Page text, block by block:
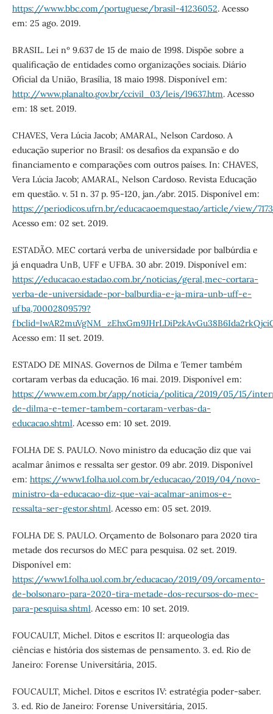
https://www.bbc.com/portuguese/brasil-41236052. Acesso
em: 25 ago. 2019.
BRASIL. Lei nº 9.637 de 15 de maio de 1998. Dispõe sobre a
qualificação de entidades como organizações sociais. Diário
Oficial da União, Brasília, 18 maio 1998. Disponível em:
http://www.planalto.gov.br/ccivil_03/leis/l9637.htm. Acesso
em: 18 set. 2019.
CHAVES, Vera Lúcia Jacob; AMARAL, Nelson Cardoso. A
educação superior no Brasil: os desafios da expansão e do
financiamento e comparações com outros países. In: CHAVES,
Vera Lúcia Jacob; AMARAL, Nelson Cardoso. Revista Educação
em questão. v. 51 n. 37 p. 95-120, jan./abr. 2015. Disponível em:
https://periodicos.ufrn.br/educacaoemquestao/article/view/
Acesso em: 02 set. 2019.
ESTADÃO. MEC cortará verba de universidade por balbúrdia e
já enquadra UnB, UFF e UFBA. 30 abr. 2019. Disponível em:
https://educacao.estadao.com.br/noticias/geral,mec-cortara-
verba-de-universidade-por-balburdia-e-ja-mira-unb-uff-e-
ufba,70002809579?
Acesso em: 11 set. 2019.
ESTADO DE MINAS. Governos de Dilma e Temer também
cortaram verbas da educação. 16 mai. 2019. Disponível em:
https://www.em.com.br/app/noticia/politica/2019/05/15/
de-dilma-e-temer-tambem-cortaram-verbas-da-
educacao.shtml. Acesso em: 10 set. 2019.
FOLHA DE S. PAULO. Novo ministro da educação diz que vai
acalmar ânimos e ressalta ser gestor. 09 abr. 2019. Disponível
em: https://www1.folha.uol.com.br/educacao/2019/04/novo-
ministro-da-educacao-diz-que-vai-acalmar-animos-e-
ressalta-ser-gestor.shtml. Acesso em: 05 set. 2019.
FOLHA DE S. PAULO. Orçamento de Bolsonaro para 2020 tira
metade dos recursos do MEC para pesquisa. 02 set. 2019.
Disponível em:
https://www1.folha.uol.com.br/educacao/2019/09/orcamento-
de-bolsonaro-para-2020-tira-metade-dos-recursos-do-mec-
para-pesquisa.shtml. Acesso em: 10 set. 2019.
FOUCAULT, Michel. Ditos e escritos II: arqueologia das
ciências e história dos sistemas de pensamento. 3. ed. Rio de
Janeiro: Forense Universitária, 2015.
FOUCAULT, Michel. Ditos e escritos IV: estratégia poder-saber.
3. ed. Rio de Janeiro: Forense Universitária, 2015.